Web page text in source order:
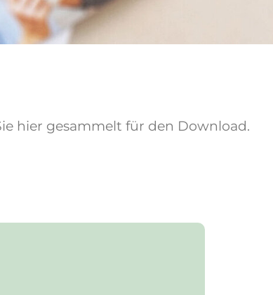
hier gesammelt für den Download.